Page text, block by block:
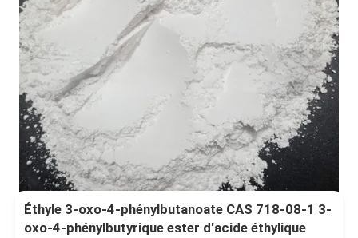
Éthyle 3-oxo-4-phénylbutanoate CAS 718-08-1 3-
oxo-4-phénylbutyrique ester d'acide éthylique